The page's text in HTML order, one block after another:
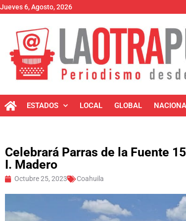
Jueves 6, Agosto, 2026
ESTADOS LOCAL GLOBAL
Celebrará Parras de la Fuente
I. Madero
Octubre 25, 2023 Coahuila